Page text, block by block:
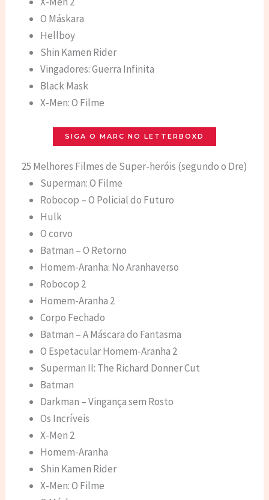
O Máskara
Hellboy
Shin Kamen Rider
Vingadores: Guerra Infinita
Black Mask
X-Men: O Filme
SIGA O MARC NO LETTERBOXD
25 Melhores Filmes de Super-heróis (segundo o Dre)
Superman: O Filme
Robocop – O Policial do Futuro
Hulk
O corvo
Batman – O Retorno
Homem-Aranha: No Aranhaverso
Robocop 2
Homem-Aranha 2
Corpo Fechado
Batman – A Máscara do Fantasma
O Espetacular Homem-Aranha 2
Superman II: The Richard Donner Cut
Batman
Darkman – Vingança sem Rosto
Os Incríveis
X-Men 2
Homem-Aranha
Shin Kamen Rider
X-Men: O Filme